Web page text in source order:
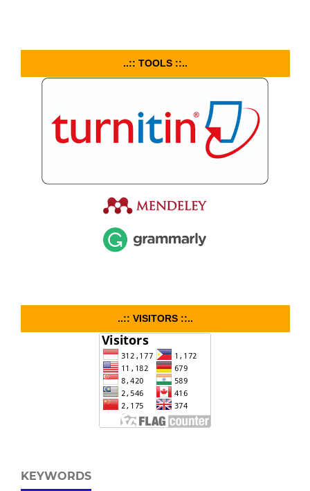
..:: TOOLS ::..
..:: VISITORS ::..
KEYWORDS